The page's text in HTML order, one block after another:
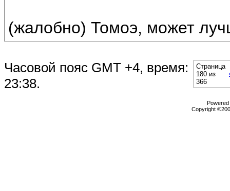
(жалобно) Томоэ, может
Часовой пояс GMT +4, время:
23:38.
Страница
180 из
366
Copyright